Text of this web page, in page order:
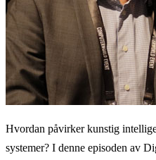
Hvordan påvirker kunstig
systemer? I denne episoden av